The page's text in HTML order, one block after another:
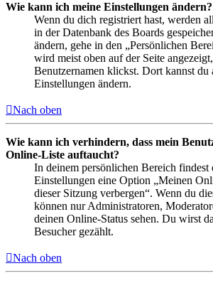
Wie kann ich meine Einstellungen ändern?
Wenn du dich registriert hast, werden
in der Datenbank des Boards
ändern, gehe in den „Persönlichen
wird meist oben auf der Seite
Benutzernamen klickst. Dort kannst du
Einstellungen ändern.
Nach oben
Wie kann ich verhindern, dass mein
Online-Liste auftaucht?
In deinem persönlichen Bereich findest
Einstellungen eine Option „Meinen
dieser Sitzung verbergen“. Wenn du
können nur Administratoren,
deinen Online-Status sehen. Du wirst
Besucher gezählt.
Nach oben